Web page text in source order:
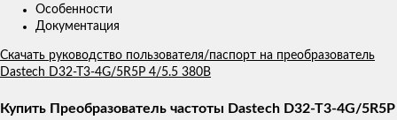
Особенности
Документация
Скачать руководство пользователя/паспорт на преобразователь
Dastech D32-T3-4G/5R5P 4/5.5 380В
Купить Преобразователь частоты Dastech D32-T3-4G/5R5P